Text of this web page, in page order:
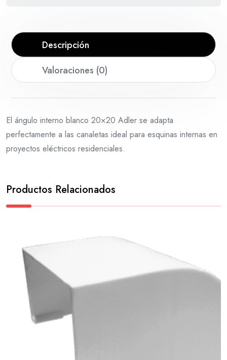
Descripción
Valoraciones (0)
El ángulo interno blanco 20×20 Adler se adapta
perfectamente a las canaletas ideal para esquinas internas en
proyectos eléctricos residenciales.
Productos Relacionados